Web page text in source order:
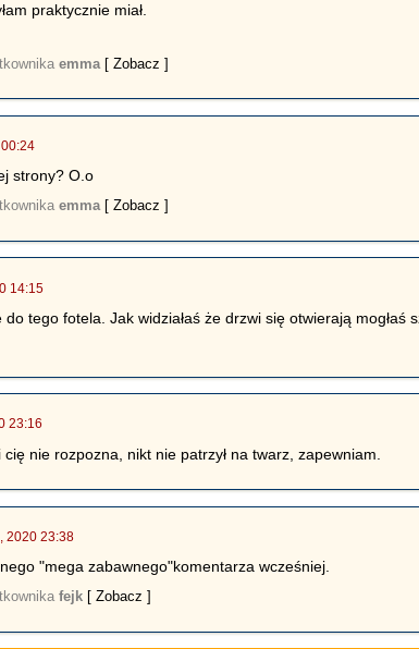
praktycznie miał.
emma [ Zobacz ]
strony? O.o
emma [ Zobacz ]
14:15
do tego fotela. Jak widziałaś że drzwi się otwierają
23:16
nie rozpozna, nikt nie patrzył na twarz, zapewniam.
2020 23:38
"mega zabawnego"komentarza wcześniej.
fejk [ Zobacz ]